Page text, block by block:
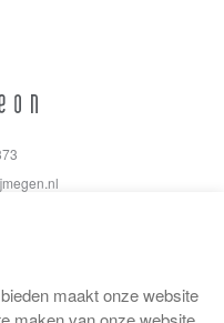
maakt onze website